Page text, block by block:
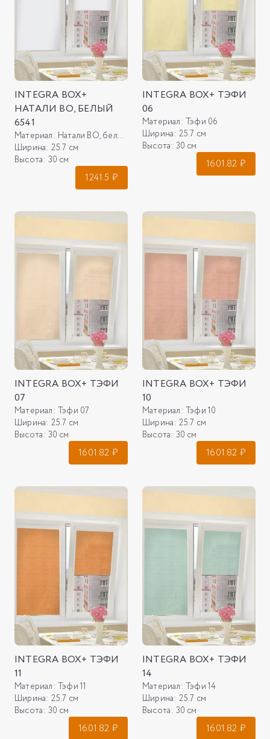
INTEGRA BOX+
НАТАЛИ ВО, БЕЛЫЙ
6541
Материал: Натали ВО, белый 6541
Ширина: 25.7 см
Высота: 30 см
1241.5 ₽
INTEGRA BOX+ ТЭФИ
06
Материал: Тэфи 06
Ширина: 25.7 см
Высота: 30 см
1601.82 ₽
INTEGRA BOX+ ТЭФИ
07
Материал: Тэфи 07
Ширина: 25.7 см
Высота: 30 см
1601.82 ₽
INTEGRA BOX+ ТЭФИ
10
Материал: Тэфи 10
Ширина: 25.7 см
Высота: 30 см
1601.82 ₽
INTEGRA BOX+ ТЭФИ
11
Материал: Тэфи 11
Ширина: 25.7 см
Высота: 30 см
1601.82 ₽
INTEGRA BOX+ ТЭФИ
14
Материал: Тэфи 14
Ширина: 25.7 см
Высота: 30 см
1601.82 ₽